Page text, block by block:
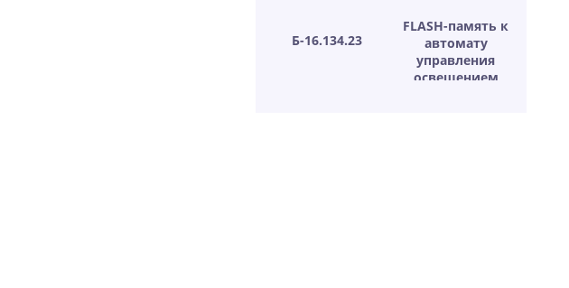
Б-16.134.23
FLASH-память к
автомату
управления
освещением